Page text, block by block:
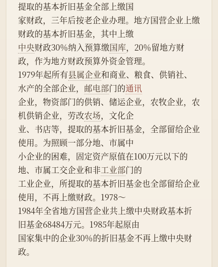
提取的基本折旧基金全部上缴国
家财政，三年后按老企业办理。地方国营企业上缴
财政的基本折旧基金，其中上缴
中央财政30％纳入预算缴国库，20％留地方财
政，作为地方财政预算外资金管理。
1979年起所有县属企业和商业、粮食、供销社、
水产的全部企业， 邮电部门的通讯
企业，物资部门的供销、储运企业，农牧企业，农
机供销企业，劳改农场，文化企
业、书店等，提取的基本折旧基金，全部留给企业
使用。为照顾一部分地、市属中
小企业的困难，固定资产原值在100万元以下的
地、市属工交企业和非工业部门的
工业企业，所提取的基本折旧基金也全部留给企业
使用，不再上缴财政。1978～
1984年全省地方国营企业共上缴中央财政基本折
旧基金68484万元。1985年起原由
国家集中的企业30％的折旧基金不再上缴中央财
政。